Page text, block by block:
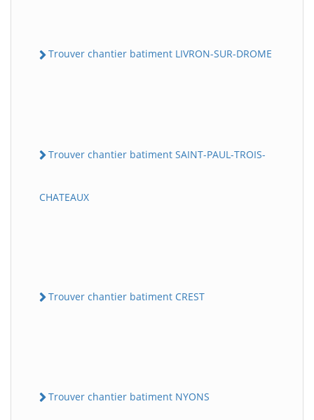
Trouver chantier batiment LIVRON-SUR-DROME
Trouver chantier batiment SAINT-PAUL-TROIS-
CHATEAUX
Trouver chantier batiment CREST
Trouver chantier batiment NYONS